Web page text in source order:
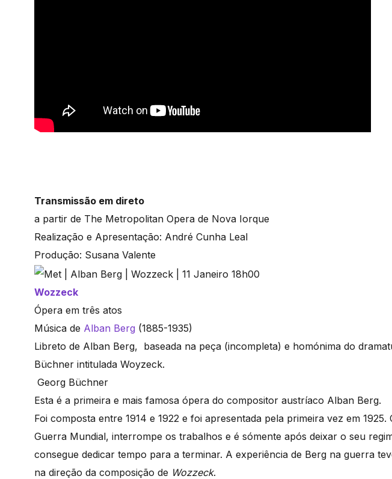
Transmissão em direto
a partir de The Metropolitan Opera de Nova Iorque
Realização e Apresentação: André Cunha Leal
Produção: Susana Valente
Wozzeck
Ópera em três atos
Música de Alban Berg (1885-1935)
Libreto de Alban Berg, baseada na peça (incompleta) e homónima do
Büchner intitulada Woyzeck.
Georg Büchner
Esta é a primeira e mais famosa ópera do compositor austríaco Alban Berg.
Foi composta entre 1914 e 1922 e foi apresentada pela primeira vez em
Guerra Mundial, interrompe os trabalhos e é sómente após deixar o seu
consegue dedicar tempo para a terminar. A experiência de Berg na guerra
na direção da composição de Wozzeck.